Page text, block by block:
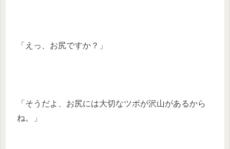
「えっ、お尻ですか？」
「そうだよ、お尻には大切なツボが沢山があるから
ね。」